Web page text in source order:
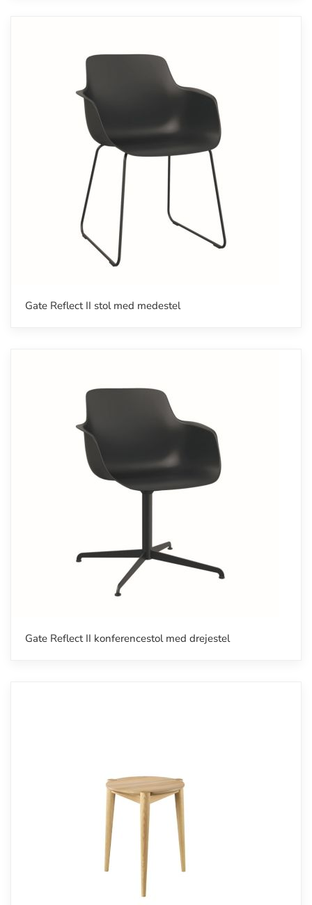
Gate Reflect II stol med medestel
Gate Reflect II konferencestol med drejestel